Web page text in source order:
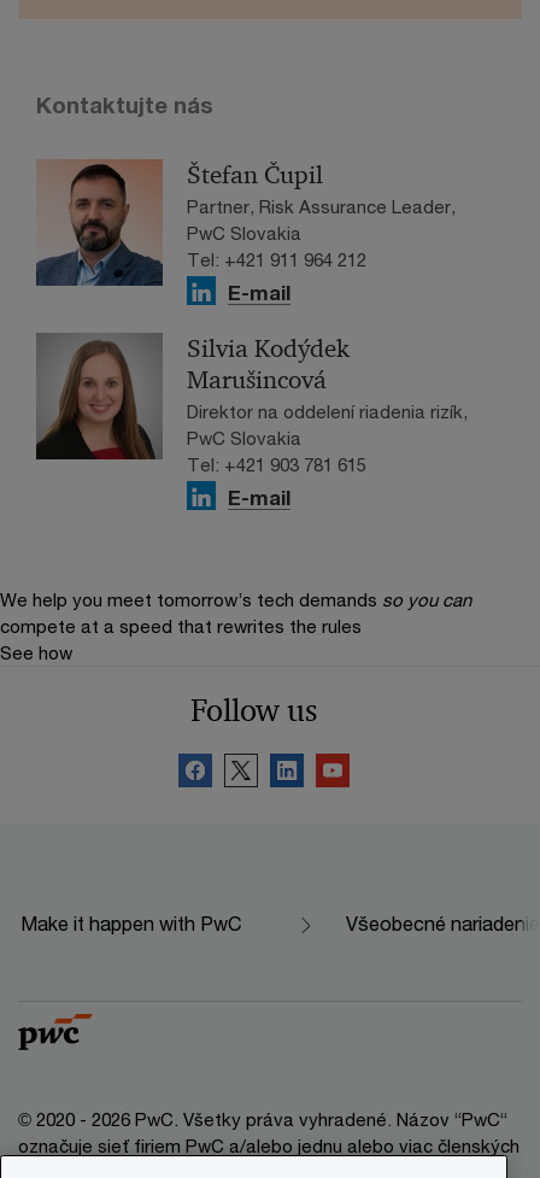
Kontaktujte nás
Štefan Čupil
Partner, Risk Assurance Leader,
PwC Slovakia
Tel: +421 911 964 212
E-mail
Silvia Kodýdek
Marušincová
Direktor na oddelení riadenia rizík,
PwC Slovakia
Tel: +421 903 781 615
E-mail
We help you meet tomorrow’s tech demands so you can
compete at a speed that rewrites the rules
See how
Follow us
Make it happen with PwC Všeobecné
© 2020 - 2026 PwC. Všetky práva vyhradené. Názov “PwC“
označuje sieť firiem PwC a/alebo jednu alebo viac členských